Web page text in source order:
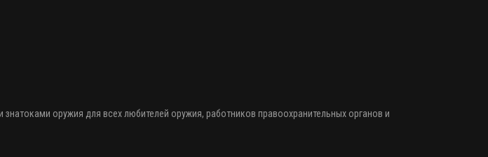
знатоками оружия для всех любителей оружия, работников правоохранительных органов и